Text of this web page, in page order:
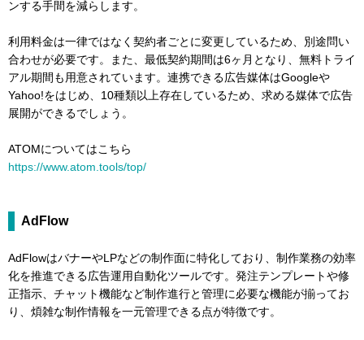
ンする手間を減らします。
利用料金は一律ではなく契約者ごとに変更しているため、別途問い
合わせが必要です。また、最低契約期間は6ヶ月となり、無料トライ
アル期間も用意されています。連携できる広告媒体はGoogleや
Yahoo!をはじめ、10種類以上存在しているため、求める媒体で広告
展開ができるでしょう。
ATOMについてはこちら
https://www.atom.tools/top/
AdFlow
AdFlowはバナーやLPなどの制作面に特化しており、制作業務の効率
化を推進できる広告運用自動化ツールです。発注テンプレートや修
正指示、チャット機能など制作進行と管理に必要な機能が揃ってお
り、煩雑な制作情報を一元管理できる点が特徴です。